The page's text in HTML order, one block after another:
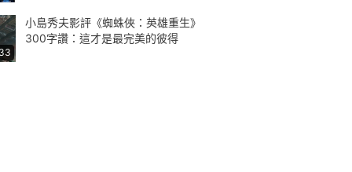
小島秀夫影評《蜘蛛俠：英雄重生》
300字讚：這才是最完美的彼得